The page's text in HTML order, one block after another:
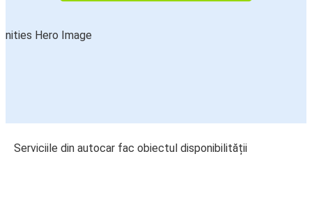
Serviciile din autocar fac obiectul disponibilității